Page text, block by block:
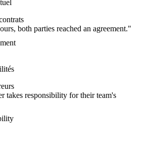
both parties reached an agreement."
takes responsibility for their team's